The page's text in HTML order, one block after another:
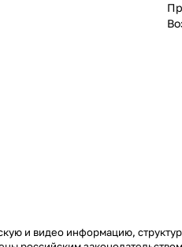
и видео информацию,